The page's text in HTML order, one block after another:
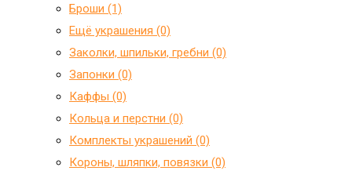
Броши (1)
Ещё украшения (0)
Заколки, шпильки, гребни (0)
Запонки (0)
Каффы (0)
Кольца и перстни (0)
Комплекты украшений (0)
Короны, шляпки, повязки (0)